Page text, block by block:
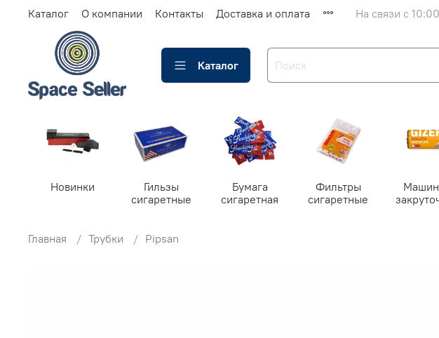
Каталог О компании Контакты Доставка и оплата На связи с
Каталог
Новинки
Гильзы
сигаретные
Бумага
сигаретная
Фильтры
сигаретные
Главная Трубки Pipsan